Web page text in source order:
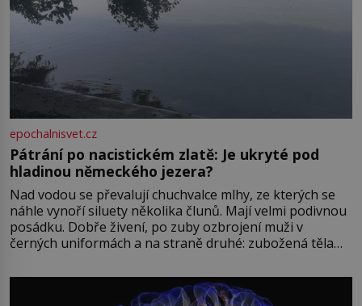
epochalnisvet.cz
Pátrání po nacistickém zlatě: Je ukryté pod
hladinou německého jezera?
Nad vodou se převalují chuchvalce mlhy, ze kterých se
náhle vynoří siluety několika člunů. Mají velmi podivnou
posádku. Dobře živení, po zuby ozbrojení muži v
černých uniformách a na straně druhé: zubožená těla
přízračná scéna znamená? Je jaro roku 1945, druhá
světová válka se chýlí ke konci. Jezero Stolpsee